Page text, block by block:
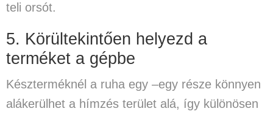
teli orsót.
5. Körültekintően helyezd a
terméket a gépbe
Készterméknél a ruha egy –egy része könnyen
alákerülhet a hímzés terület alá, így különösen